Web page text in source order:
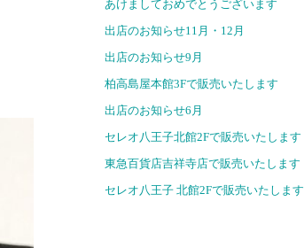
あけましておめでとうございます
出店のお知らせ11月・12月
出店のお知らせ9月
柏高島屋本館3Fで販売いたします
出店のお知らせ6月
セレオ八王子北館2Fで販売いたします
東急百貨店吉祥寺店で販売いたします
セレオ八王子 北館2Fで販売いたします